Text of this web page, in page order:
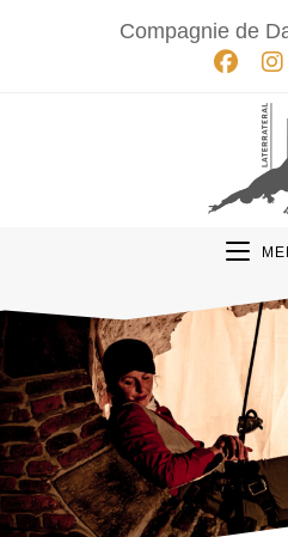
Compagnie de